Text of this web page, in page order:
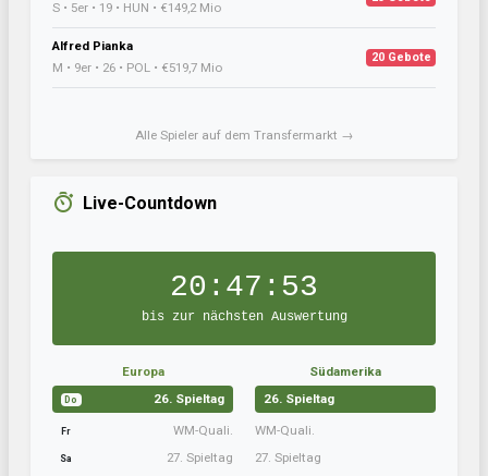
S • 5er • 19 • HUN • €149,2 Mio
Alfred Pianka
M • 9er • 26 • POL • €519,7 Mio
20 Gebote
Alle Spieler auf dem Transfermarkt →
Live-Countdown
20:47:52
bis zur nächsten Auswertung
Europa
Do 26. Spieltag
Fr WM-Quali.
Sa 27. Spieltag
Südamerika
26. Spieltag
WM-Quali.
27. Spieltag